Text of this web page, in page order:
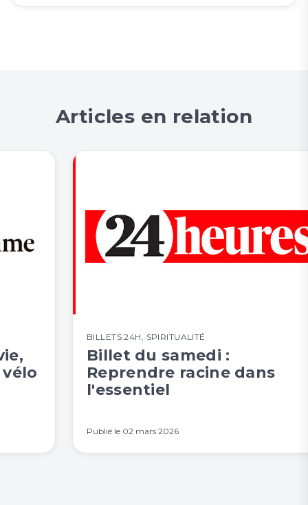
Articles en relation
BILLETS 24H SPIRITUALITÉ
Billet du samedi :
Reprendre racine dans
l'essentiel
Publié le 02 mars 2026